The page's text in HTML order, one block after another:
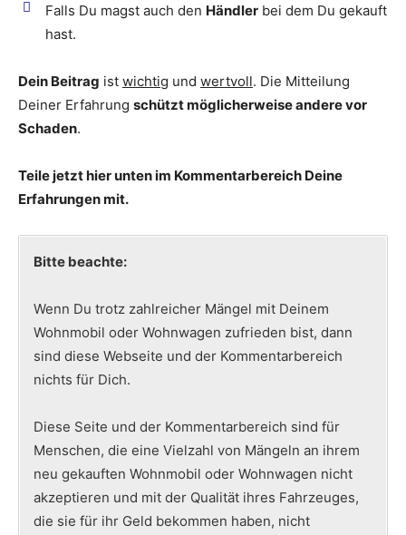
Falls Du magst auch den Händler bei dem Du gekauft
hast.
Dein Beitrag ist wichtig und wertvoll. Die Mitteilung
Deiner Erfahrung schützt möglicherweise andere vor
Schaden.
Teile jetzt hier unten im Kommentarbereich Deine
Erfahrungen mit.
Bitte beachte:
Wenn Du trotz zahlreicher Mängel mit Deinem
Wohnmobil oder Wohnwagen zufrieden bist, dann
sind diese Webseite und der Kommentarbereich
nichts für Dich.
Diese Seite und der Kommentarbereich sind für
Menschen, die eine Vielzahl von Mängeln an ihrem
neu gekauften Wohnmobil oder Wohnwagen nicht
akzeptieren und mit der Qualität ihres Fahrzeuges,
die sie für ihr Geld bekommen haben, nicht